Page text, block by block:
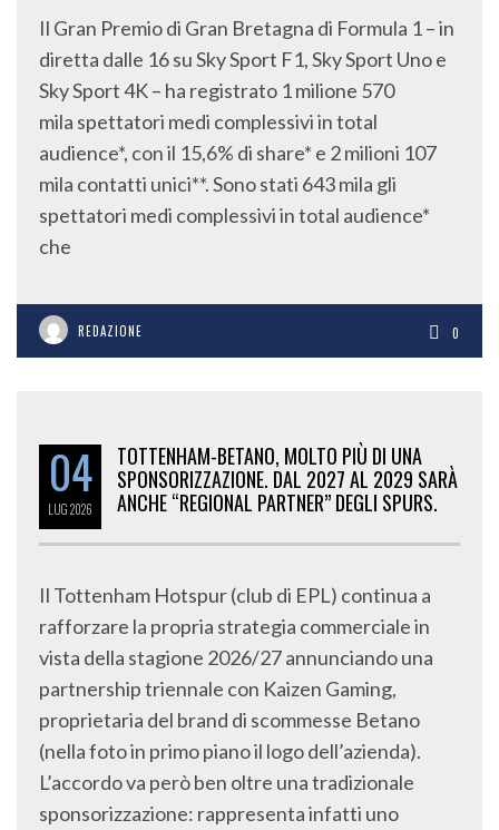
Il Gran Premio di Gran Bretagna di Formula 1 – in
diretta dalle 16 su Sky Sport F1, Sky Sport Uno e
Sky Sport 4K – ha registrato 1 milione 570
mila spettatori medi complessivi in total
audience*, con il 15,6% di share* e 2 milioni 107
mila contatti unici**. Sono stati 643 mila gli
spettatori medi complessivi in total audience*
che
REDAZIONE 0
04
LUG2026
TOTTENHAM-BETANO, MOLTO PIÙ DI UNA
SPONSORIZZAZIONE. DAL 2027 AL 2029 SARÀ
ANCHE “REGIONAL PARTNER” DEGLI SPURS.
Il Tottenham Hotspur (club di EPL) continua a
rafforzare la propria strategia commerciale in
vista della stagione 2026/27 annunciando una
partnership triennale con Kaizen Gaming,
proprietaria del brand di scommesse Betano
(nella foto in primo piano il logo dell’azienda).
L’accordo va però ben oltre una tradizionale
sponsorizzazione: rappresenta infatti uno